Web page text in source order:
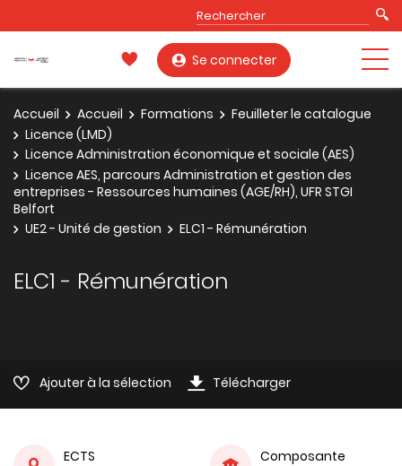
Se connecter
Accueil Accueil Formations
Feuilleter le catalogue
Licence (LMD)
Licence Administration économique et sociale (AES)
Licence AES, parcours Administration et gestion des
entreprises - Ressources humaines (AGE/RH), UFR STGI
Belfort
UE2 - Unité de gestion
ELC1 - Rémunération
ELC1 - Rémunération
Ajouter à la sélection Télécharger
ECTS
Composante